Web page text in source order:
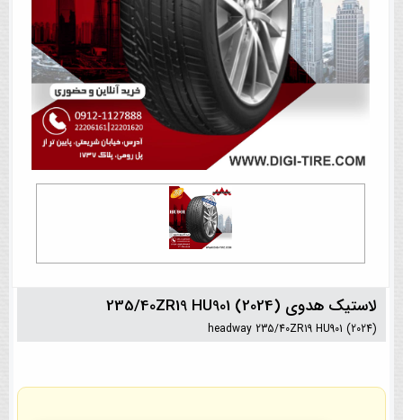
لاستیک هدوی 235/40ZR19 HU901 (2024)
headway 235/40ZR19 HU901 (2024)